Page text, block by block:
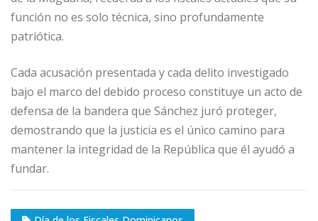
función no es solo técnica, sino profundamente
patriótica.
Cada acusación presentada y cada delito investigado
bajo el marco del debido proceso constituye un acto de
defensa de la bandera que Sánchez juró proteger,
demostrando que la justicia es el único camino para
mantener la integridad de la República que él ayudó a
fundar.